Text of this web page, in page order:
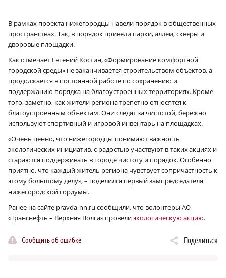
В рамках проекта нижегородцы навели порядок в общественных
пространствах. Так, в порядок привели парки, аллеи, скверы и
дворовые площадки.
Как отмечает Евгений Костин, «Формирование комфортной
городской среды» не заканчивается строительством объектов, а
продолжается в постоянной работе по сохранению и
поддержанию порядка на благоустроенных территориях. Кроме
того, заметно, как жители региона трепетно относятся к
благоустроенным объектам. Они следят за чистотой, бережно
используют спортивный и игровой инвентарь на площадках.
«Очень ценно, что нижегородцы понимают важность
экологических инициатив, с радостью участвуют в таких акциях и
стараются поддерживать в городе чистоту и порядок. Особенно
приятно, что каждый житель региона чувствует сопричастность к
этому большому делу», – поделился первый зампредседателя
нижегородской гордумы.
Ранее на сайте pravda-nn.ru сообщили, что волонтеры АО
«Транснефть – Верхняя Волга» провелиэкологическую акцию.
Сообщить об ошибке Поделиться